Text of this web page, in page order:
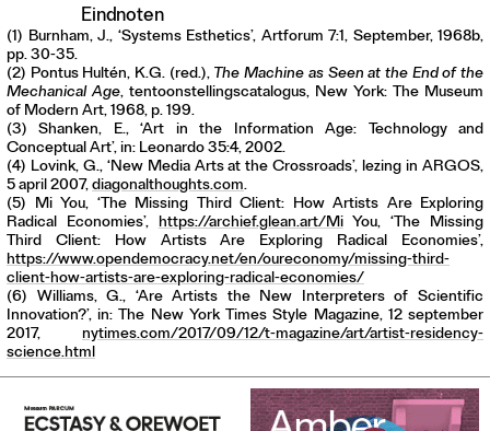
Eindnoten
(1) Burnham, J., ‘Systems Esthetics’, Artforum 7:1, September, 1968b,
pp. 30-35.
(2) Pontus Hultén, K.G. (red.),The Machine as Seen at the End of the
Mechanical Age, tentoonstellingscatalogus, New York: The Museum
of Modern Art, 1968, p. 199.
(3) Shanken, E., ‘Art in the Information Age: Technology and
Conceptual Art’, in: Leonardo 35:4, 2002.
(4) Lovink, G., ‘New Media Arts at the Crossroads’, lezing in ARGOS,
5 april 2007,diagonalthoughts.com.
(5) Mi You, ‘The Missing Third Client: How Artists Are Exploring
Radical Economies’, https://archief.glean.art/MiYou, ‘The Missing
Third Client: How Artists Are Exploring Radical Economies’,
https://www.opendemocracy.net/en/oureconomy/missing-third-
client-how-artists-are-exploring-radical-economies/
(6) Williams, G., ‘Are Artists the New Interpreters of Scientific
Innovation?’, in: The New York Times Style Magazine, 12 september
2017, nytimes.com/2017/09/12/t-magazine/art/artist-residency-
science.html